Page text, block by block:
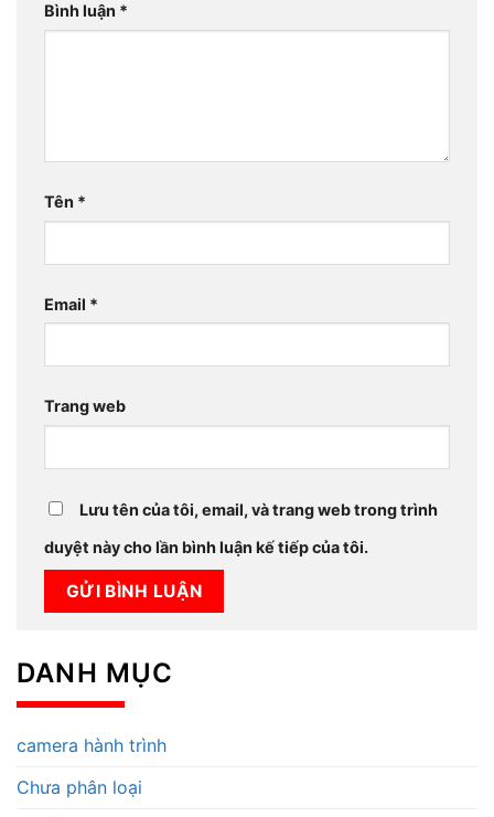
Bình luận *
Tên *
Email *
Trang web
Lưu tên của tôi, email, và trang web trong trình
duyệt này cho lần bình luận kế tiếp của tôi.
DANH MỤC
camera hành trình
Chưa phân loại